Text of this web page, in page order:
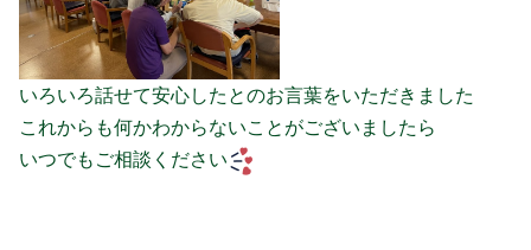
いろいろ話せて安心したとのお言葉をいただきました
これからも何かわからないことがございましたら
いつでもご相談ください